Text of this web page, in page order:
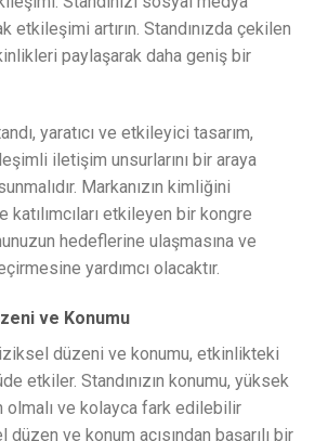
etkileşimi artırın. Standınızda çekilen
paylaşarak daha geniş bir
yaratıcı ve etkileyici tasarım,
iletişim unsurlarını bir araya
Markanızın kimliğini
katılımcıları etkileyen bir kongre
hedeflerine ulaşmasına ve
yardımcı olacaktır.
ve Konumu
düzeni ve konumu, etkinlikteki
etkiler. Standınızın konumu, yüksek
olmalı ve kolayca fark edilebilir
düzen ve konum açısından başarılı bir